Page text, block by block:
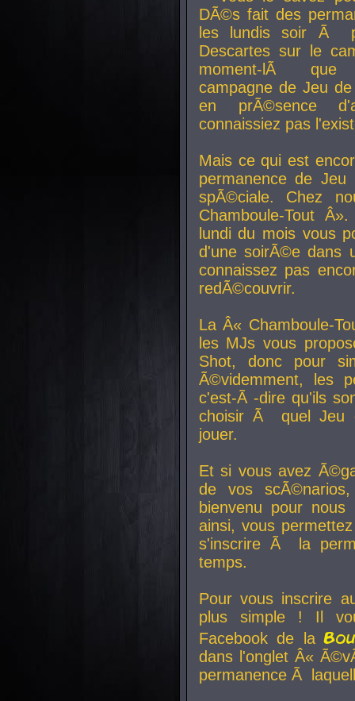
DÃ©s fait des
les lundis soir Ã
Descartes sur le
moment-lÃ que
campagne de Jeu
en prÃ©sence
connaissiez pas
Mais ce qui est
permanence de
spÃ©ciale. Chez
Chamboule-Tout
lundi du mois vous
d'une soirÃ©e dans
connaissez pas
redÃ©couvrir.
La Â« Chamboule-
les MJs vous
Shot, donc pour
Ã©videmment, les
c'est-Ã -dire qu'ils
choisir Ã quel Jeu
jouer.
Et si vous avez
de vos
bienvenu pour
ainsi, vous
s'inscrire Ã la
temps.
Pour vous inscrire
plus simple ! Il
Facebook de la
dans l'onglet Â«
permanence Ã